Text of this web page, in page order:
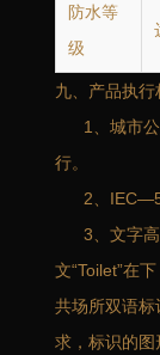
防水等
级
九、产品执行
1、城市公
行。
2、
3、文字高
文“Toilet”在
共场所双语
求，标识的图